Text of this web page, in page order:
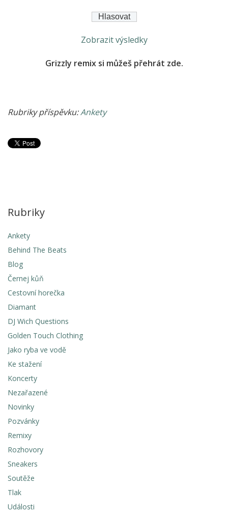
Zobrazit výsledky
Grizzly remix si můžeš přehrát zde.
Rubriky příspěvku:Ankety
Rubriky
Ankety
Behind The Beats
Blog
Černej kůň
Cestovní horečka
Diamant
DJ Wich Questions
Golden Touch Clothing
Jako ryba ve vodě
Ke stažení
Koncerty
Nezařazené
Novinky
Pozvánky
Remixy
Rozhovory
Sneakers
Soutěže
Tlak
Události